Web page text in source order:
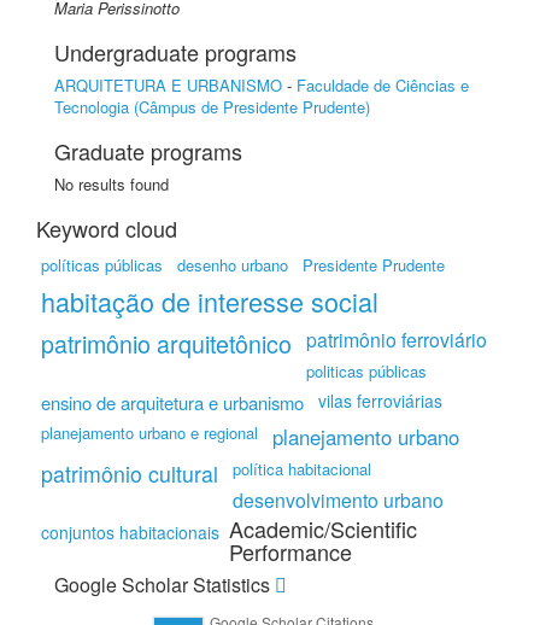
Maria Perissinotto
Undergraduate programs
ARQUITETURA E URBANISMO - Faculdade de Ciências e
Tecnologia (Câmpus de Presidente Prudente)
Graduate programs
No results found
Keyword cloud
políticas públicas desenho urbano Presidente Prudente
habitação de interesse social
patrimônio arquitetônico patrimônio ferroviário
politicas públicas
ensino de arquitetura e urbanismo vilas ferroviárias
planejamento urbano e regional planejamento urbano
patrimônio cultural política habitacional
desenvolvimento urbano
conjuntos habitacionais Academic/Scientific
Performance
Google Scholar Statistics